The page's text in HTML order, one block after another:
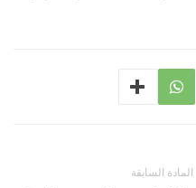
المادة السابقة